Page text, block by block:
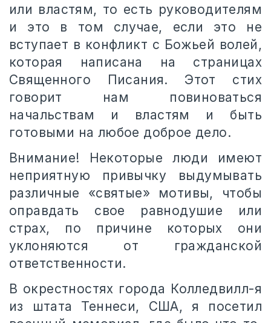
или властям, то есть руководителям
и это в том случае, если это не
вступает в конфликт с Божьей волей,
которая написана на страницах
Священного Писания. Этот стих
говорит нам повиноваться
начальствам и властям и быть
готовыми на любое доброе дело.
Внимание! Некоторые люди имеют
неприятную привычку выдумывать
различные «святые» мотивы, чтобы
оправдать свое равнодушие или
страх, по причине которых они
уклоняются от гражданской
ответственности.
В окрестностях города Колледвилл-я
из штата Теннеси, США, я посетил